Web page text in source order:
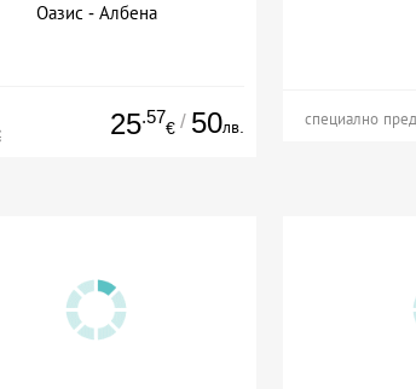
Оазис - Албена
25.57
€ / 50лв. специално